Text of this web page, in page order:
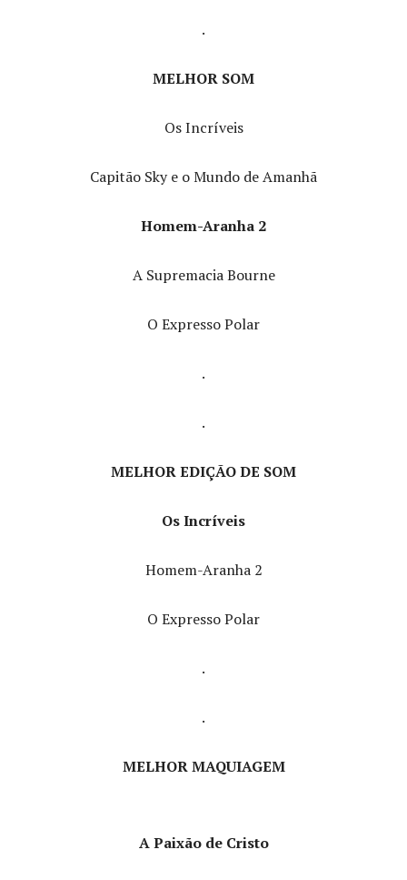
.
MELHOR SOM
Os Incríveis
Capitão Sky e o Mundo de Amanhã
Homem-Aranha 2
A Supremacia Bourne
O Expresso Polar
.
.
MELHOR EDIÇÃO DE SOM
Os Incríveis
Homem-Aranha 2
O Expresso Polar
.
.
MELHOR MAQUIAGEM
A Paixão de Cristo